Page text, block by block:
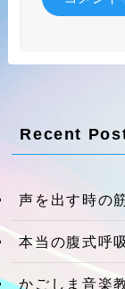
Recent
声を出す時の
本当の腹式呼
かごしま音楽